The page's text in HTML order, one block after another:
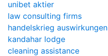
unibet aktier
law consulting firms
handelskrieg auswirkungen
kandahar lodge
cleaning assistance